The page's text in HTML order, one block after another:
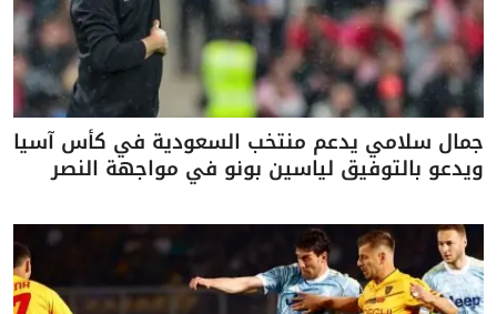
جمال سلامي يدعم منتخب السعودية في كأس آسيا
ويدعو بالتوفيق لياسين بونو في مواجهة النصر